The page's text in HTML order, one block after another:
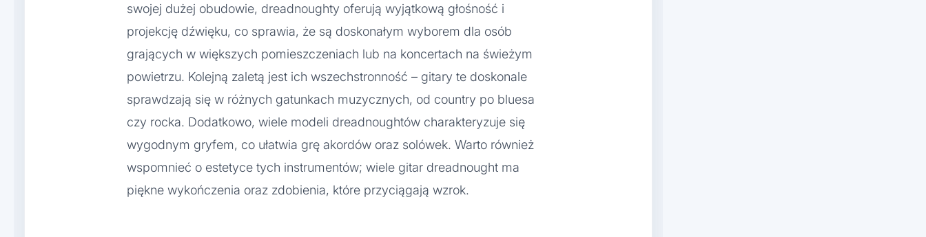
swojej dużej obudowie, dreadnoughty oferują wyjątkową głośność i
projekcję dźwięku, co sprawia, że są doskonałym wyborem dla osób
grających w większych pomieszczeniach lub na koncertach na świeżym
powietrzu. Kolejną zaletą jest ich wszechstronność – gitary te doskonale
sprawdzają się w różnych gatunkach muzycznych, od country po bluesa
czy rocka. Dodatkowo, wiele modeli dreadnoughtów charakteryzuje się
wygodnym gryfem, co ułatwia grę akordów oraz solówek. Warto również
wspomnieć o estetyce tych instrumentów; wiele gitar dreadnought ma
piękne wykończenia oraz zdobienia, które przyciągają wzrok.